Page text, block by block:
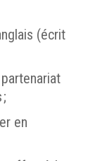
(écrit
en